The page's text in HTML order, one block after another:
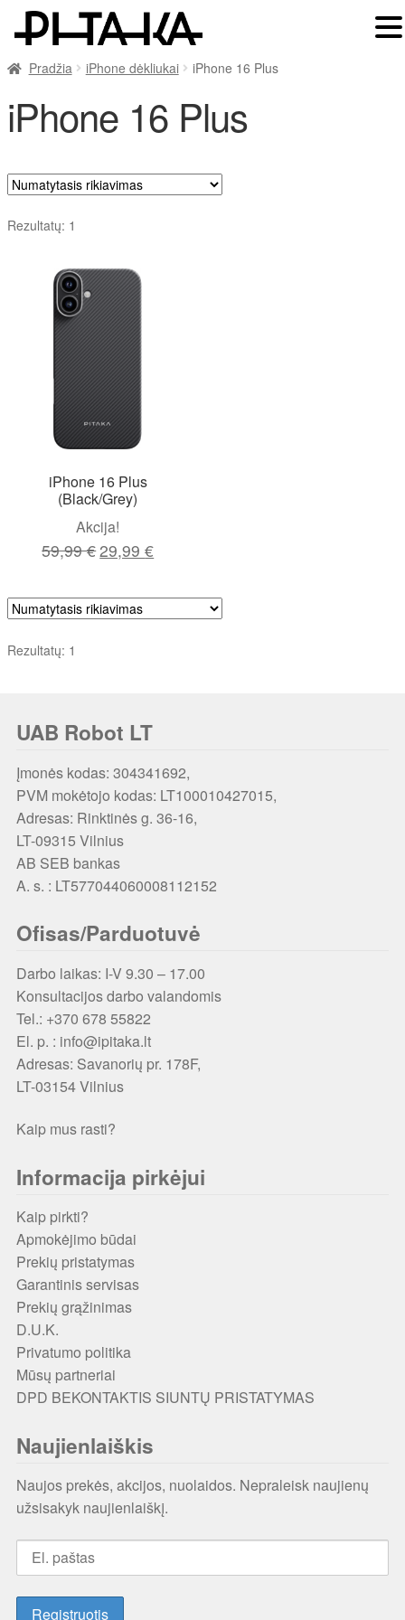
Pradžia iPhone dėkliukai iPhone 16 Plus
iPhone 16 Plus
Rezultatų: 1
iPhone 16 Plus
(Black/Grey)
Akcija!
59,99€ Original
was:
59,99 €.
29,99€Current
is:
29,99 €.
Rezultatų: 1
UAB Robot LT
Įmonės kodas: 304341692,
PVM mokėtojo kodas: LT100010427015,
Adresas: Rinktinės g. 36-16,
LT-09315 Vilnius
AB SEB bankas
A. s. : LT577044060008112152
Ofisas/Parduotuvė
Darbo laikas: I-V 9.30 – 17.00
Konsultacijos darbo valandomis
Tel.: +370 678 55822
El. p. : info@ipitaka.lt
Adresas: Savanorių pr. 178F,
LT-03154 Vilnius
Kaip mus rasti?
Informacija pirkėjui
Kaip pirkti?
Apmokėjimo būdai
Prekių pristatymas
Garantinis servisas
Prekių grąžinimas
D.U.K.
Privatumo politika
Mūsų partneriai
DPD BEKONTAKTIS SIUNTŲ PRISTATYMAS
Naujienlaiškis
Naujos prekės, akcijos, nuolaidos. Nepraleisk naujienų
užsisakyk naujienlaiškį.